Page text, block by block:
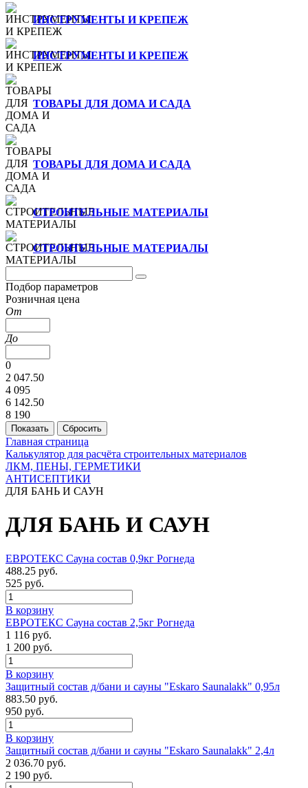
ИНСТРУМЕНТЫ И КРЕПЕЖ
ИНСТРУМЕНТЫ И КРЕПЕЖ
ТОВАРЫ ДЛЯ ДОМА И САДА
ТОВАРЫ ДЛЯ ДОМА И САДА
СТРОИТЕЛЬНЫЕ МАТЕРИАЛЫ
СТРОИТЕЛЬНЫЕ МАТЕРИАЛЫ
Подбор параметров
Розничная цена
От
До
0
2 047.50
4 095
6 142.50
8 190
Главная страница
Калькулятор для расчёта строительных материалов
ЛКМ, ПЕНЫ, ГЕРМЕТИКИ
АНТИСЕПТИКИ
ДЛЯ БАНЬ И САУН
ДЛЯ БАНЬ И САУН
ЕВРОТЕКС Сауна состав 0,9кг Рогнеда
488.25 руб.
525 руб.
В корзину
ЕВРОТЕКС Сауна состав 2,5кг Рогнеда
1 116 руб.
1 200 руб.
В корзину
Защитный состав д/бани и сауны "Eskaro Saunalakk" 0,95л
883.50 руб.
950 руб.
В корзину
Защитный состав д/бани и сауны "Eskaro Saunalakk" 2,4л
2 036.70 руб.
2 190 руб.